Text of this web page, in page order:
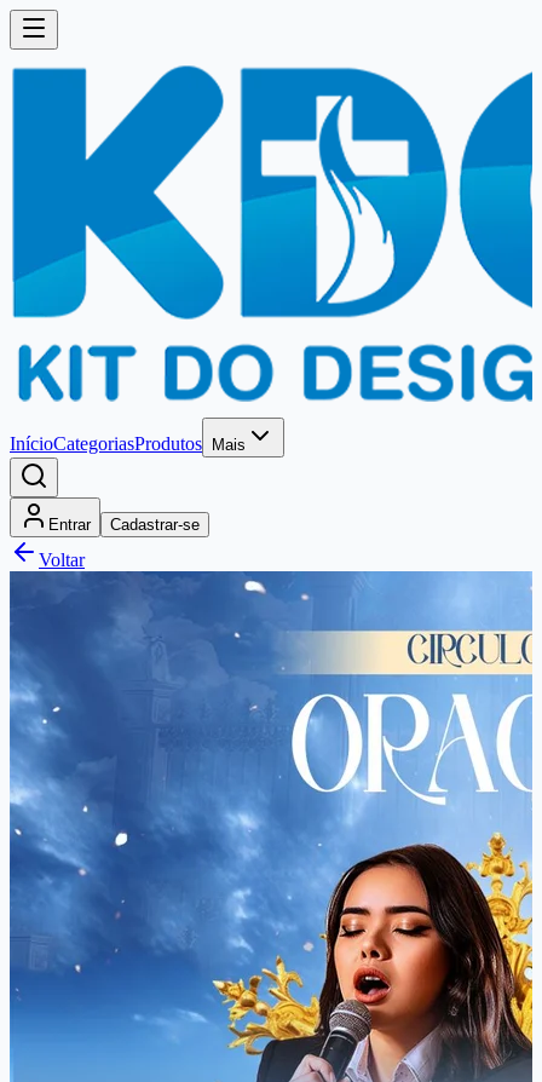
InícioCategoriasProdutos Mais
Entrar Cadastrar-se
Voltar